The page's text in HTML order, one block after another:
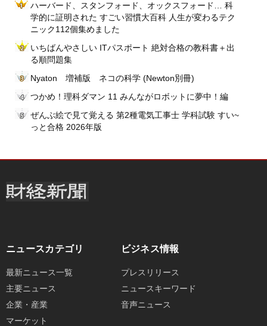
ハーバード、スタンフォード、オックスフォード… 科
学的に証明された すごい習慣大百科 人生が変わるテク
ニック112個集めました
いちばんやさしい ITパスポート 絶対合格の教科書＋出
る順問題集
Nyaton 増補版 ネコの科学 (Newton別冊)
つかめ！理科ダマン 11 みんながロボットに夢中！編
ぜんぶ絵で見て覚える 第2種電気工事士 学科試験 すい~
っと合格 2026年版
ニュースカテゴリ
最新ニュース一覧
主要ニュース
企業・産業
マーケット
ビジネス情報
プレスリリース
ニュースキーワード
音声ニュース